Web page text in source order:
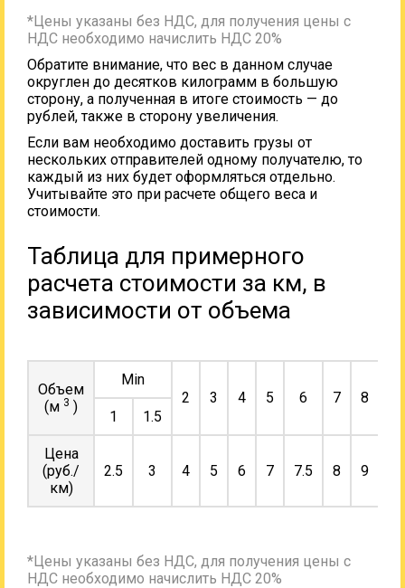
*Цены указаны без НДС, для получения цены с
НДС необходимо начислить НДС 20%
Обратите внимание, что вес в данном случае
округлен до десятков килограмм в большую
сторону, а полученная в итоге стоимость — до
рублей, также в сторону увеличения.
Если вам необходимо доставить грузы от
нескольких отправителей одному получателю, то
каждый из них будет оформляться отдельно.
Учитывайте это при расчете общего веса и
стоимости.
Таблица для примерного
расчета стоимости за км, в
зависимости от объема
Объем
(м 3 )
Min
2
3 4 5 6 7 8
1
1.5
Цена
(руб./
км)
2.5 3 4 5 6 7 7.5 8 9
*Цены указаны без НДС, для получения цены с
НДС необходимо начислить НДС 20%